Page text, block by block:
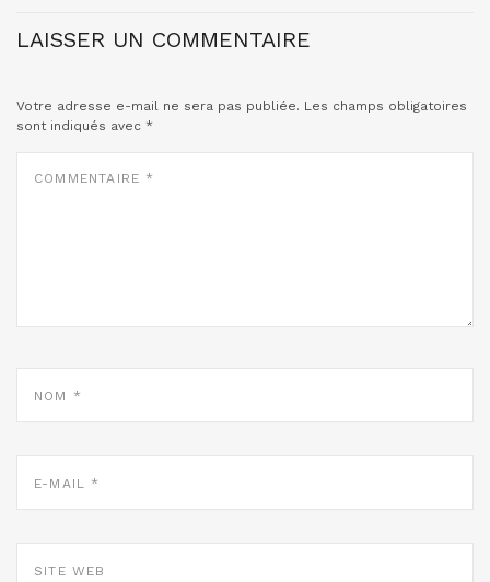
LAISSER UN COMMENTAIRE
Votre adresse e-mail ne sera pas publiée. Les champs obligatoires
sont indiqués avec *
MAIL
WEB